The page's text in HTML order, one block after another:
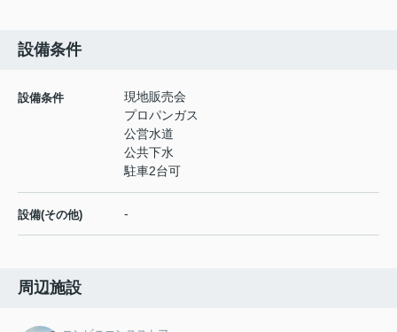
設備条件
設備条件
現地販売会
プロパンガス
公営水道
公共下水
駐車2台可
設備(その他) -
周辺施設